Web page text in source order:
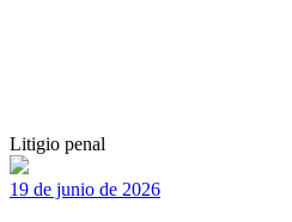
Litigio penal
19 de junio de 2026